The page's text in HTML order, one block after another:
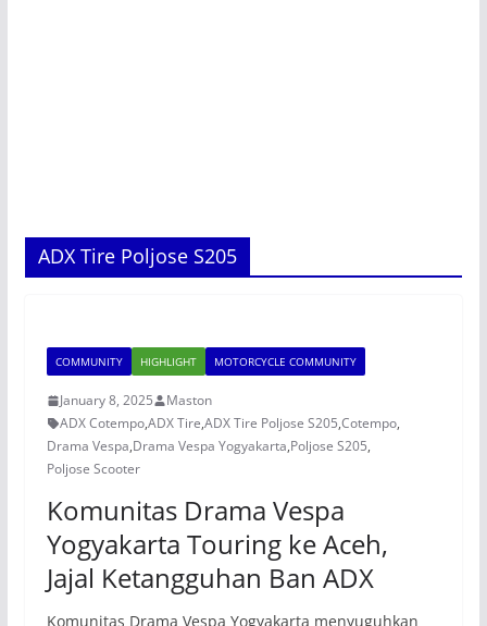
ADX Tire Poljose S205
COMMUNITY HIGHLIGHT MOTORCYCLE COMMUNITY
January 8, 2025
Maston
ADX Cotempo,ADX Tire,ADX Tire Poljose S205,Cotempo,
Drama Vespa,Drama Vespa Yogyakarta,Poljose S205,
Poljose Scooter
Komunitas Drama Vespa
Yogyakarta Touring ke Aceh,
Jajal Ketangguhan Ban ADX
Komunitas Drama Vespa Yogyakarta menyuguhkan